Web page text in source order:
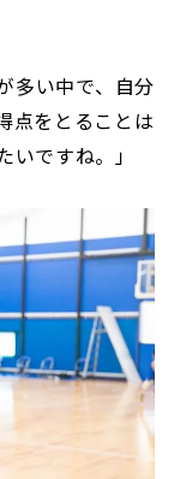
多い中で、自分
点をとることは
ですね。」